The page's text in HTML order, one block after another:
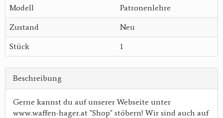
Modell Patronenlehre
Zustand Neu
Stück 1
Beschreibung
Gerne kannst du auf unserer Webseite unter
www.waffen-hager.at "Shop" stöbern! Wir sind auch auf